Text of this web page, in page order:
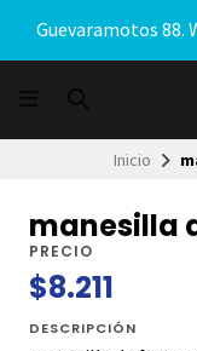
Guevaramotos 88.
Inicio
manesilla
PRECIO
$8.211
DESCRIPCIÓN